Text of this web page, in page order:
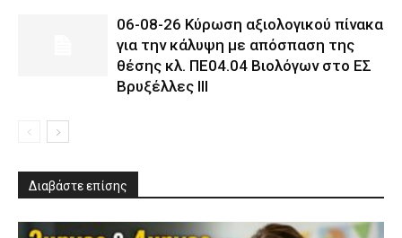
06-08-26 Κύρωση αξιολογικού πίνακα
για την κάλυψη με απόσπαση της
θέσης κλ. ΠΕ04.04 Βιολόγων στο ΕΣ
Βρυξέλλες ΙΙΙ
Διαβάστε επίσης